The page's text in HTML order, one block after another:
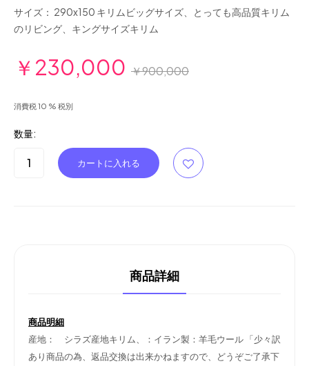
サイズ： 290x150 キリムビッグサイズ、とっても高品質キリム
のリビング、キングサイズキリム
￥230,000 ￥900,000
消費税 10 % 税別
数量:
商品詳細
商品明細
産地： シラズ産地キリム、：イラン製：羊毛ウール 「少々訳
あり商品の為、返品交換は出来かねますので、どうぞご了承下